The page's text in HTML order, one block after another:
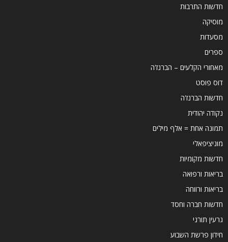
חדשות התרבות
מוסיקה
מסעדות
ספרים
מאחורי הקלעים – הברנז'ה
דוס פוסט
חדשות הברנז'ה
נקודה יהודית
תמונה אחת = אלף מילים
מוניציפאלי
חדשות מקומיות
בריאות ורפואה
בריאות ורווחה
חדשות חברה וחסד
גרעין תורני
חידון פרשת השבוע